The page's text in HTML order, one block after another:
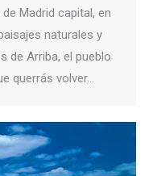
Madrid capital, en
naturales y
de Arriba, el pueblo
querrás volver…